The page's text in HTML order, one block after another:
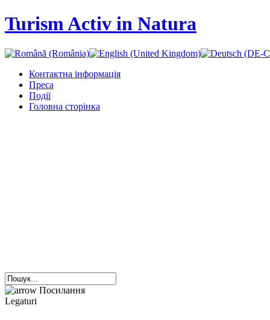
Turism Activ in Natura
Контактна інформація
Преса
Події
Головна сторінка
Посилання
Legaturi